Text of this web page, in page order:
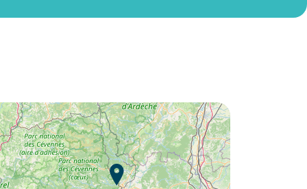
Lust auf die :
Camping Les Sablons ?